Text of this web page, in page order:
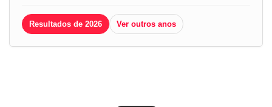
Resultados de 2026 Ver outros anos